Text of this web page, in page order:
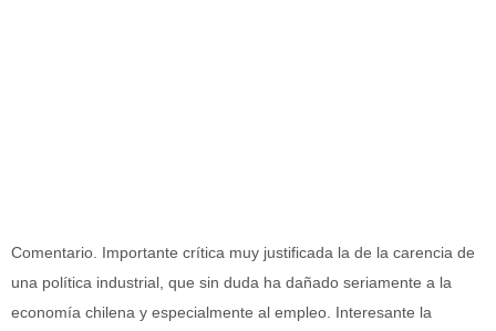
Comentario. Importante crítica muy justificada la de la carencia de
una política industrial, que sin duda ha dañado seriamente a la
economía chilena y especialmente al empleo. Interesante la